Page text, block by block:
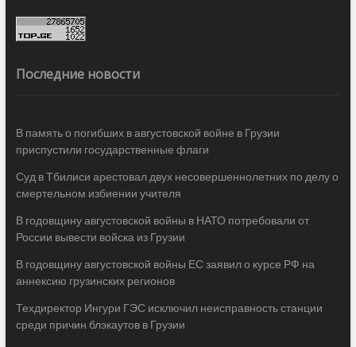
Последние новости
В память о погибших в августовской войне в Грузии
приспустили государственные флаги
Суд в Тбилиси арестовал двух несовершеннолетних по делу о
смертельном избиении учителя
В годовщину августовской войны в НАТО потребовали от
России вывести войска из Грузии
В годовщину августовской войны ЕС заявил о курсе РФ на
аннексию грузинских регионов
Техдиректор Ингури ГЭС исключил неисправность станции
среди причин блэкаутов в Грузии